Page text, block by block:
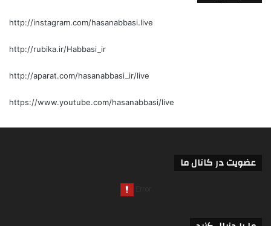
http://instagram.com/hasanabbasi.live
http://rubika.ir/Habbasi_ir
http://aparat.com/hasanabbasi_ir/live
https://www.youtube.com/hasanabbasi/live
عضویت در کانال ما